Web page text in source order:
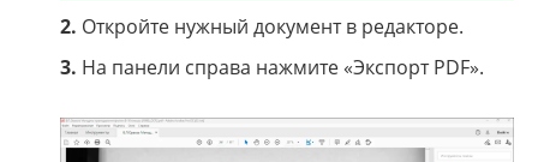
2. Откройте нужный документ в редакторе.
3. На панели справа нажмите «Экспорт PDF».